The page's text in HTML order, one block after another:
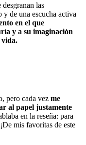
las
y de una escucha activa
en el que
y a su imaginación
vida.
pero cada vez me
al papel justamente
en la reseña: para
mis favoritas de este